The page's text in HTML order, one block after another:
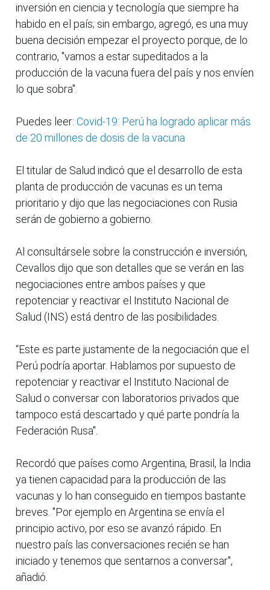
inversión en ciencia y tecnología que siempre ha
habido en el país; sin embargo, agregó, es una muy
buena decisión empezar el proyecto porque, de lo
contrario, "vamos a estar supeditados a la
producción de la vacuna fuera del país y nos envíen
lo que sobra".
Puedes leer: Covid-19: Perú ha logrado aplicar más
de 20 millones de dosis de la vacuna
El titular de Salud indicó que el desarrollo de esta
planta de producción de vacunas es un tema
prioritario y dijo que las negociaciones con Rusia
serán de gobierno a gobierno.
Al consultársele sobre la construcción e inversión,
Cevallos dijo que son detalles que se verán en las
negociaciones entre ambos países y que
repotenciar y reactivar el Instituto Nacional de
Salud (INS) está dentro de las posibilidades.
“Este es parte justamente de la negociación que el
Perú podría aportar. Hablamos por supuesto de
repotenciar y reactivar el Instituto Nacional de
Salud o conversar con laboratorios privados que
tampoco está descartado y qué parte pondría la
Federación Rusa".
Recordó que países como Argentina, Brasil, la India
ya tienen capacidad para la producción de las
vacunas y lo han conseguido en tiempos bastante
breves. "Por ejemplo en Argentina se envía el
principio activo, por eso se avanzó rápido. En
nuestro país las conversaciones recién se han
iniciado y tenemos que sentarnos a conversar",
añadió.